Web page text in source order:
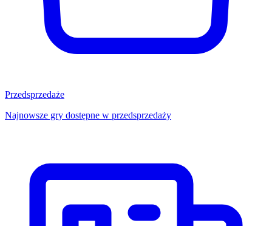
Przedsprzedaże
Najnowsze gry dostępne w przedsprzedaży